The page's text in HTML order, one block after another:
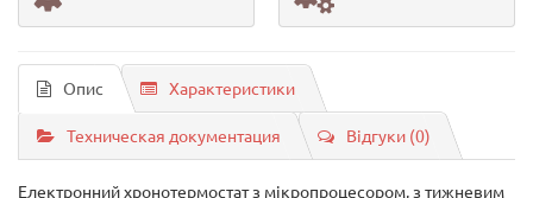
Опис Характеристики
Техническая документация Відгуки (0)
Електронний хронотермостат з мікропроцесором, з тижневим